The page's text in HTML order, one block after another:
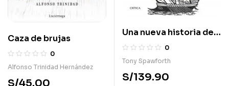
Caza de brujas
0
Alfonso Trinidad Hernández
S/45.00
Una nueva historia del
mundo clásico
0
Tony Spawforth
S/139.90